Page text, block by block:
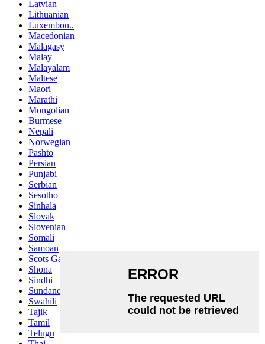
Latvian
Lithuanian
Luxembou..
Macedonian
Malagasy
Malay
Malayalam
Maltese
Maori
Marathi
Mongolian
Burmese
Nepali
Norwegian
Pashto
Persian
Punjabi
Serbian
Sesotho
Sinhala
Slovak
Slovenian
Somali
Samoan
Scots Gaelic
Shona
Sindhi
Sundanese
Swahili
Tajik
Tamil
Telugu